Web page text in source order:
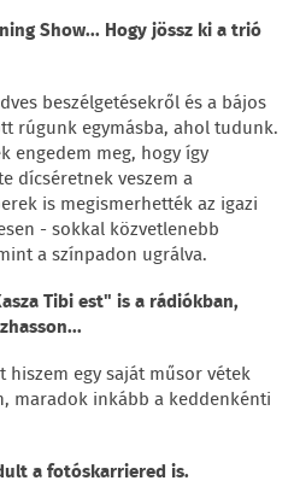
Show... Hogy jössz ki a trió
beszélgetésekről és a bájos
rúgunk egymásba, ahol tudunk.
engedem meg, hogy így
dícséretnek veszem a
is megismerhették az igazi
- sokkal közvetlenebb
a színpadon ugrálva.
Tibi est" is a rádiókban,
hiszem egy saját műsor vétek
maradok inkább a keddenkénti
a fotóskarriered is.